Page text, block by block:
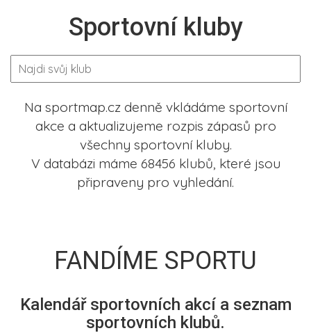
Sportovní kluby
Na sportmap.cz denně vkládáme sportovní
akce a aktualizujeme rozpis zápasů pro
všechny sportovní kluby.
V databázi máme 68456 klubů, které jsou
připraveny pro vyhledání.
FANDÍME SPORTU
Kalendář sportovních akcí a seznam
sportovních klubů.